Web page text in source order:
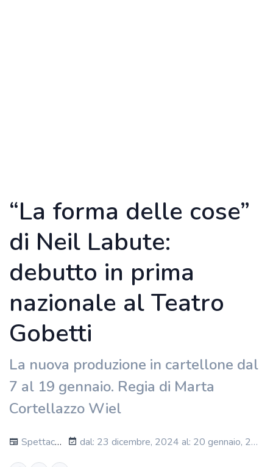
“La forma delle cose”
di Neil Labute:
debutto in prima
nazionale al Teatro
Gobetti
La nuova produzione in cartellone dal
7 al 19 gennaio. Regia di Marta
Cortellazzo Wiel
Spettacoli dal: 23 dicembre, 2024 al: 20 gennaio, 2025